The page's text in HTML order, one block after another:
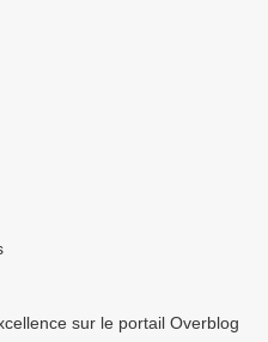
sur le portail Overblog